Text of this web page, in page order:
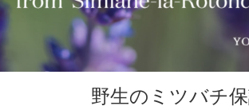
野生のミツバチ